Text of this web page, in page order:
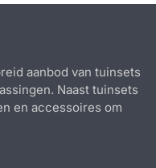
aanbod van tuinsets
Naast tuinsets
en accessoires om